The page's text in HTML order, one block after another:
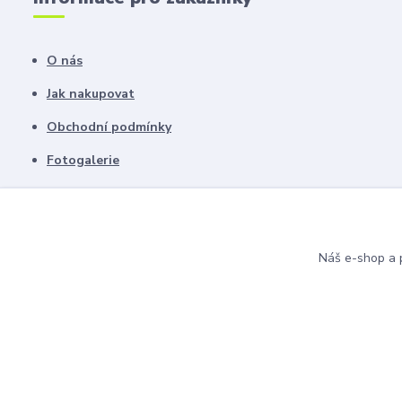
O nás
Jak nakupovat
Obchodní podmínky
Fotogalerie
Kontakty
Náš e-shop a